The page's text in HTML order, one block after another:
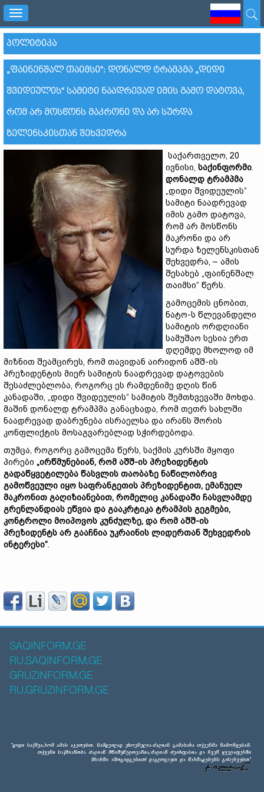
Toggle
navigation
ᲞᲝᲚᲘᲢᲘᲙᲐ
„ᲤᲐᲘᲜᲔᲜᲨᲐᲚ ᲗᲐᲘᲛᲡᲘ“: ᲓᲝᲜᲐᲚᲓ ᲢᲠᲐᲛᲞᲛᲐ „ᲓᲘᲓᲘ
ᲨᲕᲘᲓᲔᲣᲚᲘᲡ“ ᲡᲐᲛᲘᲢᲘ ᲜᲐᲐᲓᲠᲔᲕᲐᲓ ᲘᲛᲘᲡ ᲒᲐᲛᲝ ᲓᲐᲢᲝᲕᲐ,
ᲠᲝᲛ ᲐᲠ ᲛᲝᲡᲬᲝᲜᲡ ᲛᲐᲙᲠᲝᲜᲘ ᲓᲐ ᲐᲠ ᲡᲣᲠᲓᲐ
ᲖᲔᲚᲔᲜᲡᲙᲘᲡᲗᲐᲜ ᲨᲔᲮᲕᲔᲓᲠᲐ
საქართველო, 20
ივნისი, საქინფორმი.
დონალდ ტრამპმა
„დიდი შვიდეულის“
სამიტი ნაადრევად
იმის გამო დატოვა,
რომ არ მოსწონს
მაკრონი და არ
სურდა ზელენსკისთან
შეხვედრა, – ამის
შესახებ „ფაინენშალ
თაიმსი“ წერს.
გამოცემის ცნობით,
ნატო-ს წლევანდელი
სამიტის ორდღიანი
სამუშაო სესია ერთ
დღემდე მხოლოდ იმ
მიზნით შეამცირეს, რომ თავიდან აირიდონ აშშ-ის
პრეზიდენტის მიერ სამიტის ნაადრევად დატოვების
შესაძლებლობა, როგორც ეს რამდენიმე დღის წინ
კანადაში, „დიდი შვიდეულის“ სამიტის შემთხვევაში მოხდა.
მაშინ დონალდ ტრამპმა განაცხადა, რომ თეთრ სახლში
ნაადრევად დაბრუნება ისრაელსა და ირანს შორის
კონფლიქტის მოსაგვარებლად სჭირდებოდა.
თუმცა, როგორც გამოცემა წერს, საქმის კურსში მყოფი
პირები „ირწმუნებიან, რომ აშშ-ის პრეზიდენტის
გადაწყვეტილება წასვლის თაობაზე ნაწილობრივ
გამოწვეული იყო საფრანგეთის პრეზიდენტით, ემანუელ
მაკრონით გაღიზიანებით, რომელიც კანადაში ჩასვლამდე
გრენლანდიას ეწვია და გააკრტიკა ტრამპის გეგმები,
კონტროლი მოიპოვოს კუნძულზე, და რომ აშშ-ის
პრეზიდენტს არ გააჩნია უკრაინის ლიდერთან შეხვედრის
ინტერესი“.
SAQINFORM.GE
RU.SAQINFORM.GE
GRUZINFORM.GE
RU.GRUZINFORM.GE